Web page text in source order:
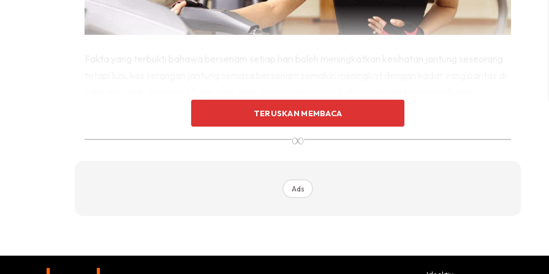
meningkatkan risiko masalah jantung. Pakar memberi amaran, anda mesti faham bahawa semasa
bersenam kita tidak boleh mengabaikan gejala sakit jantung seperti berat, sakit bahu kiri, sakit tekak,
sakit belakang. Jika anda mendapat simptom sedemikian, anda harus berhenti bersenam.
TERUSKAN MEMBACA
∞
Ads